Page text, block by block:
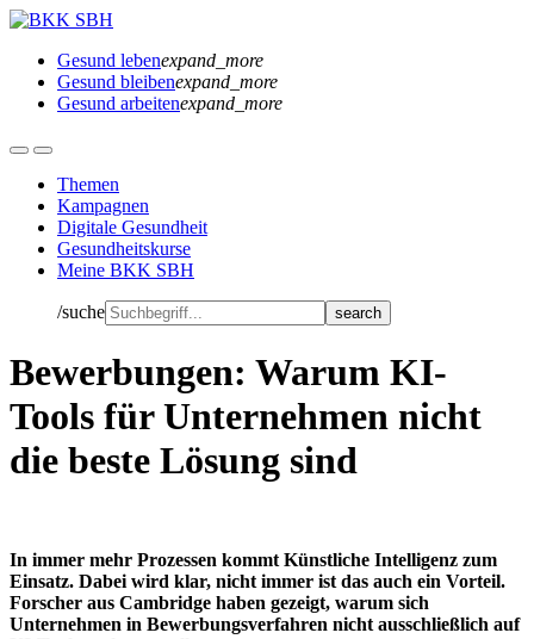
Gesund lebenexpand_more
Gesund bleibenexpand_more
Gesund arbeitenexpand_more
Themen
Kampagnen
Digitale Gesundheit
Gesundheitskurse
Meine BKK SBH
/suche
Bewerbungen: Warum KI-
Tools für Unternehmen nicht
die beste Lösung sind
In immer mehr Prozessen kommt Künstliche Intelligenz zum
Einsatz. Dabei wird klar, nicht immer ist das auch ein Vorteil.
Forscher aus Cambridge haben gezeigt, warum sich
Unternehmen in Bewerbungsverfahren nicht ausschließlich auf